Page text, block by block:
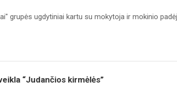
grupės ugdytiniai kartu su mokytoja ir mokinio
“Judančios kirmėlės”